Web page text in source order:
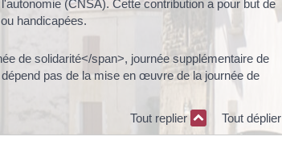
(CNSA). Cette contribution a pour but de
handicapées.
de solidarité</span>, journée supplémentaire de
pas de la mise en œuvre de la journée de
Tout replier
Tout déplier